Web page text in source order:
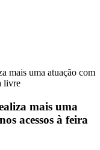
mais uma atuação com
livre
mais uma
acessos à feira